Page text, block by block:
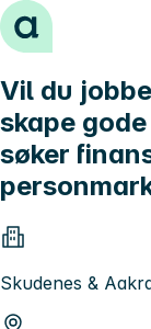
Hopp til innhold
Vil du
skape
søker
Skudenes &